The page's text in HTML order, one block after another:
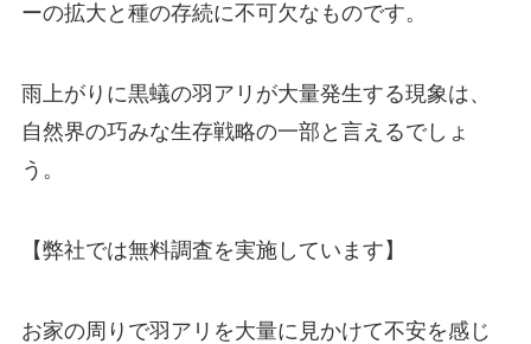
ーの拡大と種の存続に不可欠なものです。
雨上がりに黒蟻の羽アリが大量発生する現象は、
自然界の巧みな生存戦略の一部と言えるでしょ
う。
【弊社では無料調査を実施しています】
お家の周りで羽アリを大量に見かけて不安を感じ